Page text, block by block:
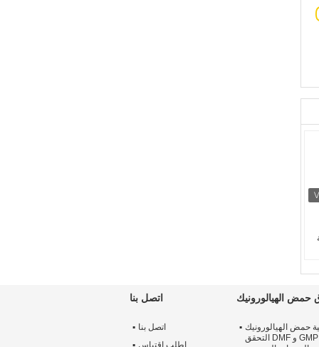
الهيالورونيك
حمض الهيالورونيك
السائبة مسحوق ، GMP و DMF التحقق
اتصل بنا
اتصل بنا
اطلب اقتباس